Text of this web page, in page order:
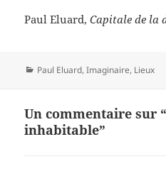
Paul Eluard,Capitale de la
Catégories
Paul Eluard,Imaginaire, Lieux
Un commentaire sur
inhabitable”